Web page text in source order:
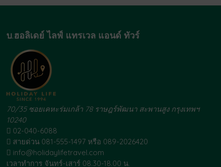
บ.ฮอลิเดย์ ไลฟ์ แทรเวล แอนด์ ทัวร์
70/35 ซอยเคหะร่มเกล้า 78 ราษฎร์พัฒนา สะพานสูง กรุงเทพฯ
10240
02-040-6088
สายด่วน 081-555-1497 หรือ 089-2026420
info@holidaylifetravel.com
เวลาทำการ จันทร์-เสาร์ 08.30-18.00 น.